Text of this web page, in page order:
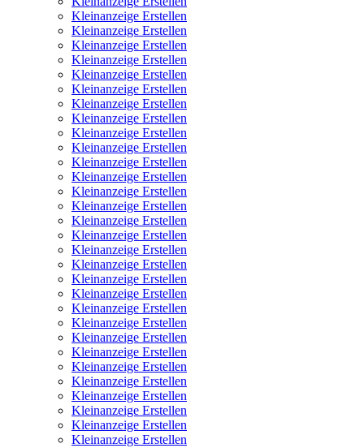
Kleinanzeige Erstellen
Kleinanzeige Erstellen
Kleinanzeige Erstellen
Kleinanzeige Erstellen
Kleinanzeige Erstellen
Kleinanzeige Erstellen
Kleinanzeige Erstellen
Kleinanzeige Erstellen
Kleinanzeige Erstellen
Kleinanzeige Erstellen
Kleinanzeige Erstellen
Kleinanzeige Erstellen
Kleinanzeige Erstellen
Kleinanzeige Erstellen
Kleinanzeige Erstellen
Kleinanzeige Erstellen
Kleinanzeige Erstellen
Kleinanzeige Erstellen
Kleinanzeige Erstellen
Kleinanzeige Erstellen
Kleinanzeige Erstellen
Kleinanzeige Erstellen
Kleinanzeige Erstellen
Kleinanzeige Erstellen
Kleinanzeige Erstellen
Kleinanzeige Erstellen
Kleinanzeige Erstellen
Kleinanzeige Erstellen
Kleinanzeige Erstellen
Kleinanzeige Erstellen